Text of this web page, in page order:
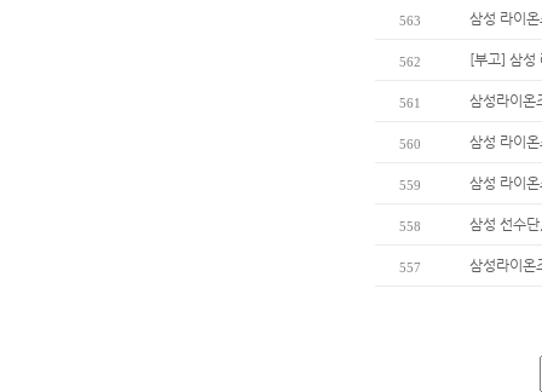
563 삼성 라이
562 [부고] 삼성
561 삼성라이온
560 삼성 라이
559 삼성 라이
558 삼성 선수
557 삼성라이온